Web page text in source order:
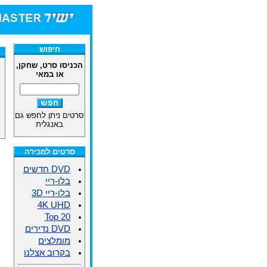
חיפוש
הכניסו סרט, שחקן,
או במאי
סרטים ניתן לחפש גם
באנגלית
סרטים למכירה
DVD חדשים
בלו-ריי
בלו-ריי 3D
4K UHD
Top 20
DVD נדירים
מומלצים
בקרוב אצלנו